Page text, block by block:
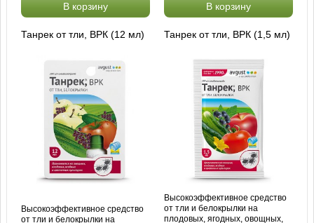
В корзину В корзину
Танрек от тли, ВРК (12 мл)
Высокоэффективное средство
от тли и белокрылки на
Танрек от тли, ВРК (1,5 мл)
Высокоэффективное средство
от тли и белокрылки на
плодовых, ягодных, овощных,